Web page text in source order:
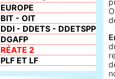
EUROPE
BIT - OIT
DDI - DDETS - DDETSPP
DGAFP
RÉATE 2
PLF ET LF